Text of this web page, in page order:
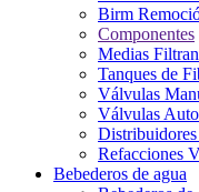
Birm
Componentes
Medias
Tanques de
Válvulas
Válvulas
Distribuidores
Refacciones
Bebederos de agua